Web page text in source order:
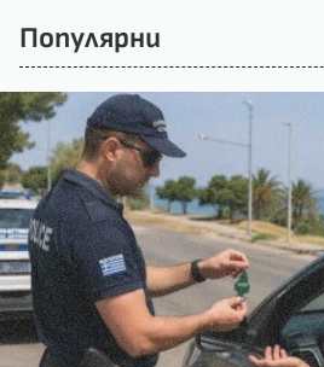
Популярни